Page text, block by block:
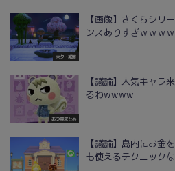
ネタ・雑談
【画像】さくらシリ
ンスありすぎｗｗｗ
あつ森まとめ
【議論】人気キャラ
るわwwww
【議論】島内にお金
も使えるテクニック